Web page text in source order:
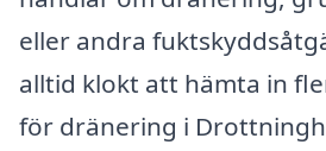
eller andra
alltid klokt att hämta in
för dränering i